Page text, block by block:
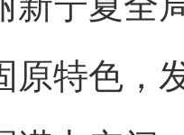
原特色，